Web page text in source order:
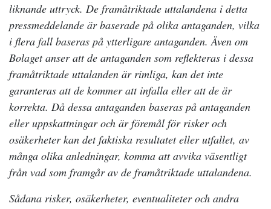
liknande uttryck. De framåtriktade uttalandena i detta
pressmeddelande är baserade på olika antaganden, vilka
i flera fall baseras på ytterligare antaganden. Även om
Bolaget anser att de antaganden som reflekteras i dessa
framåtriktade uttalanden är rimliga, kan det inte
garanteras att de kommer att infalla eller att de är
korrekta. Då dessa antaganden baseras på antaganden
eller uppskattningar och är föremål för risker och
osäkerheter kan det faktiska resultatet eller utfallet, av
många olika anledningar, komma att avvika väsentligt
från vad som framgår av de framåtriktade uttalandena.
Sådana risker, osäkerheter, eventualiteter och andra